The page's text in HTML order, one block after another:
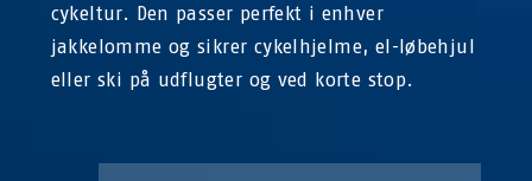
cykeltur. Den passer perfekt i enhver
jakkelomme og sikrer cykelhjelme, el-løbehjul
eller ski på udflugter og ved korte stop.